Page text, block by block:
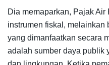
Dia memaparkan, Pajak
instrumen fiskal, melainkan
yang dimanfaatkan secara
adalah sumber daya publik